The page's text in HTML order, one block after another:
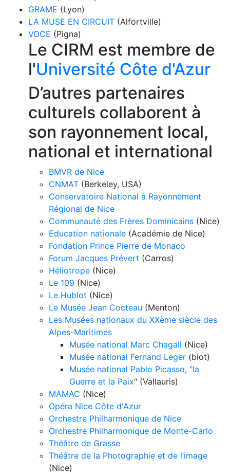
GRAME (Lyon)
LA MUSE EN CIRCUIT (Alfortville)
VOCE (Pigna)
Le CIRM est membre de
l'Université Côte d'Azur
D’autres partenaires
culturels collaborent à
son rayonnement local,
national et international
BMVR de Nice
CNMAT (Berkeley, USA)
Conservatoire National à Rayonnement
Régional de Nice
Communauté des Frères Dominicains (Nice)
Education nationale (Académie de Nice)
Fondation Prince Pierre de Monaco
Forum Jacques Prévert (Carros)
Héliotrope (Nice)
Le 109 (Nice)
Le Hublot (Nice)
Le Musée Jean Cocteau (Menton)
Les Musées nationaux du XXème siècle des
Alpes-Maritimes
Musée national Marc Chagall (Nice)
Musée national Fernand Leger (biot)
Musée national Pablo Picasso, "la
Guerre et la Paix" (Vallauris)
MAMAC (Nice)
Opéra Nice Côte d'Azur
Orchestre Philharmonique de Nice
Orchestre Philharmonique de Monte-Carlo
Théâtre de Grasse
Théâtre de la Photographie et de l’image
(Nice)